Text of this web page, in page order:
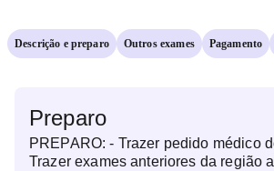
Descrição e preparo Outros exames Pagamento
Preparo
PREPARO: - Trazer pedido médico
Trazer exames anteriores da região